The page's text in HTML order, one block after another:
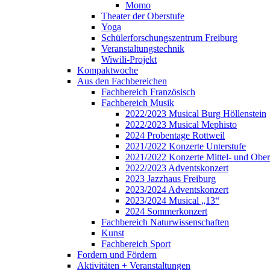
Momo
Theater der Oberstufe
Yoga
Schülerforschungszentrum Freiburg
Veranstaltungstechnik
Wiwili-Projekt
Kompaktwoche
Aus den Fachbereichen
Fachbereich Französisch
Fachbereich Musik
2022/2023 Musical Burg Höllenstein
2022/2023 Musical Mephisto
2024 Probentage Rottweil
2021/2022 Konzerte Unterstufe
2021/2022 Konzerte Mittel- und
2022/2023 Adventskonzert
2023 Jazzhaus Freiburg
2023/2024 Adventskonzert
2023/2024 Musical „13“
2024 Sommerkonzert
Fachbereich Naturwissenschaften
Kunst
Fachbereich Sport
Fordern und Fördern
Aktivitäten + Veranstaltungen